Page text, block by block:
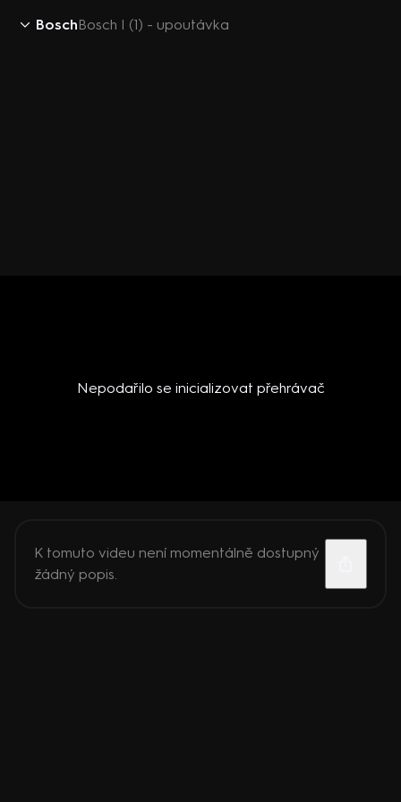
BoschBosch I (1) - upoutávka
Nepodařilo se inicializovat přehrávač
K tomuto videu není momentálně dostupný
žádný popis.